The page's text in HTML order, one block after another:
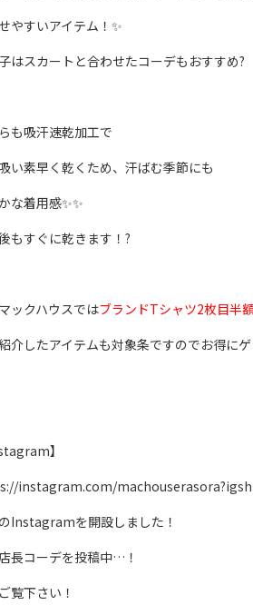
やすいアイテム！✨
はスカートと合わせたコーデもおすすめ?
も吸汗速乾加工で
い素早く乾くため、汗ばむ季節にも
な着用感✨✨
もすぐに乾きます！?
ックハウスではブランドTシャツ2枚目半
介したアイテムも対象条ですのでお得に
】
instagram.com/
Instagramを開設しました！
長コーデを投稿中…！
覧下さい！